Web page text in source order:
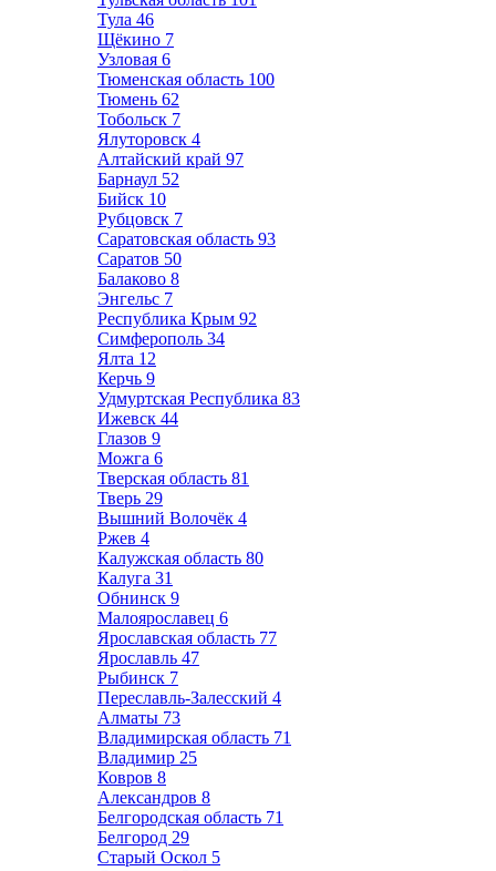
Тула 46
Щёкино 7
Узловая 6
Тюменская область 100
Тюмень 62
Тобольск 7
Ялуторовск 4
Алтайский край 97
Барнаул 52
Бийск 10
Рубцовск 7
Саратовская область 93
Саратов 50
Балаково 8
Энгельс 7
Республика Крым 92
Симферополь 34
Ялта 12
Керчь 9
Удмуртская Республика 83
Ижевск 44
Глазов 9
Можга 6
Тверская область 81
Тверь 29
Вышний Волочёк 4
Ржев 4
Калужская область 80
Калуга 31
Обнинск 9
Малоярославец 6
Ярославская область 77
Ярославль 47
Рыбинск 7
Переславль-Залесский 4
Алматы 73
Владимирская область 71
Владимир 25
Ковров 8
Александров 8
Белгородская область 71
Белгород 29
Старый Оскол 5